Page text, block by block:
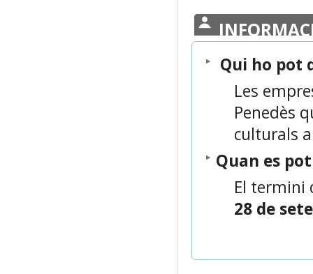
Qui ho pot
Les
Penedès
culturals
Quan es
El termini
28 de